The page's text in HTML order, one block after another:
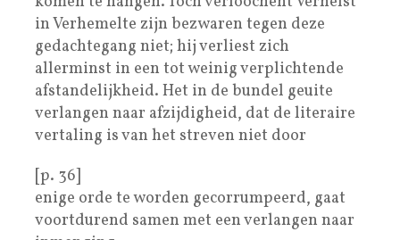
in Verhemelte zijn bezwaren tegen deze
gedachtegang niet; hij verliest zich
allerminst in een tot weinig verplichtende
afstandelijkheid. Het in de bundel geuite
verlangen naar afzijdigheid, dat de literaire
vertaling is van het streven niet door
[p. 36]
enige orde te worden gecorrumpeerd, gaat
voortdurend samen met een verlangen naar